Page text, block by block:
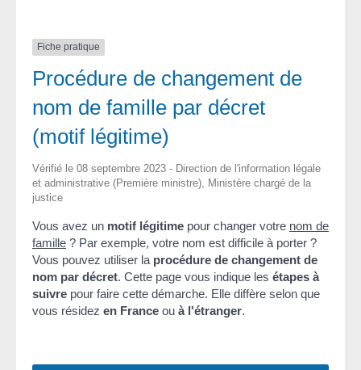
Fiche pratique
Procédure de changement de
nom de famille par décret
(motif légitime)
Vérifié le 08 septembre 2023 - Direction de l'information légale
et administrative (Première ministre), Ministère chargé de la
justice
Vous avez un motif légitime pour changer votre nom de
famille ? Par exemple, votre nom est difficile à porter ?
Vous pouvez utiliser la procédure de changement de
nom par décret. Cette page vous indique les étapes à
suivre pour faire cette démarche. Elle diffère selon que
vous résidez en France ou à l'étranger.